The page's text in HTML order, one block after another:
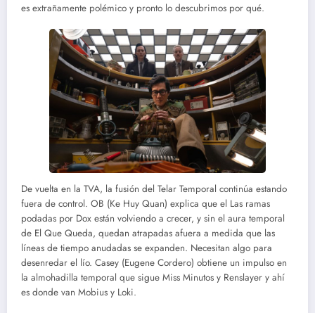
es extrañamente polémico y pronto lo descubrimos por qué.
De vuelta en la TVA, la fusión del Telar Temporal continúa estando
fuera de control. OB (Ke Huy Quan) explica que el Las ramas
podadas por Dox están volviendo a crecer, y sin el aura temporal
de El Que Queda, quedan atrapadas afuera a medida que las
líneas de tiempo anudadas se expanden. Necesitan algo para
desenredar el lío. Casey (Eugene Cordero) obtiene un impulso en
la almohadilla temporal que sigue Miss Minutos y Renslayer y ahí
es donde van Mobius y Loki.